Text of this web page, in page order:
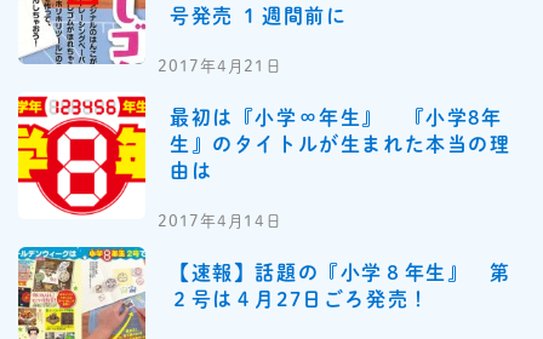
号発売 １週間前に
2017年4月21日
最初は『小学∞年生』 『小学8年
生』のタイトルが生まれた本当の理
由は
2017年4月14日
【速報】話題の『小学８年生』 第
２号は４月27日ごろ発売！